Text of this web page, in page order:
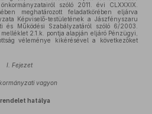
szóló 2011. évi CLXXXIX.
meghatározott feladatkörében eljárva
Képviselő-testületének a Jászfényszaru
és Működési Szabályzatáról szóló 6/2003.
2.1.k. pontja alapján eljáró Pénzügyi,
véleménye kikérésével a következőket
I. Fejezet
vagyon
rendelet hatálya